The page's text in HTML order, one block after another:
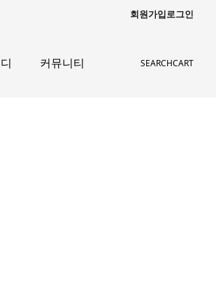
회원가입로그인
커뮤니티 SEARCHCART